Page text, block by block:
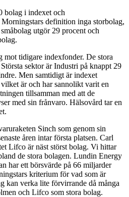
bolag i indexet och
definition inga storbolag,
utgör 29 procent och
mot tidigare indexfonder. De stora
sektor är Industri på knappt 29
Men samtidigt är indexet
är och har sannolikt varit en
tillsamman med att de
med sin frånvaro. Hälsovård tar en
Sinch som genom sin
åren intar första platsen. Carl
Lifco är näst störst bolag. Vi hittar
de stora bolagen. Lundin Energy
har ett börsvärde på 66 miljarder
kriterium för vad som är
kan verka lite förvirrande då många
och Lifco som stora bolag.